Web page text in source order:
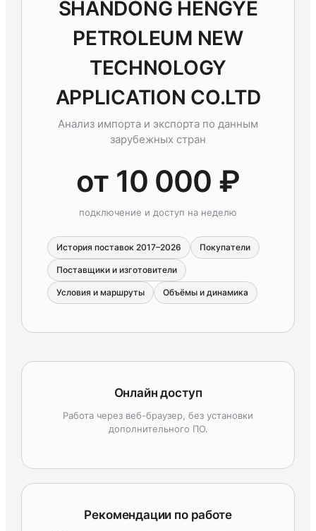
SHANDONG HENGYE
PETROLEUM NEW
TECHNOLOGY
APPLICATION CO.LTD
Анализ импорта и экспорта по данным
зарубежных стран
от 10 000 ₽
подключение и доступ на неделю
История поставок 2017–2026 Покупатели
Поставщики и изготовители
Условия и маршруты Объёмы и динамика
Онлайн доступ
Работа через веб-браузер, без установки
дополнительного ПО.
Рекомендации по работе